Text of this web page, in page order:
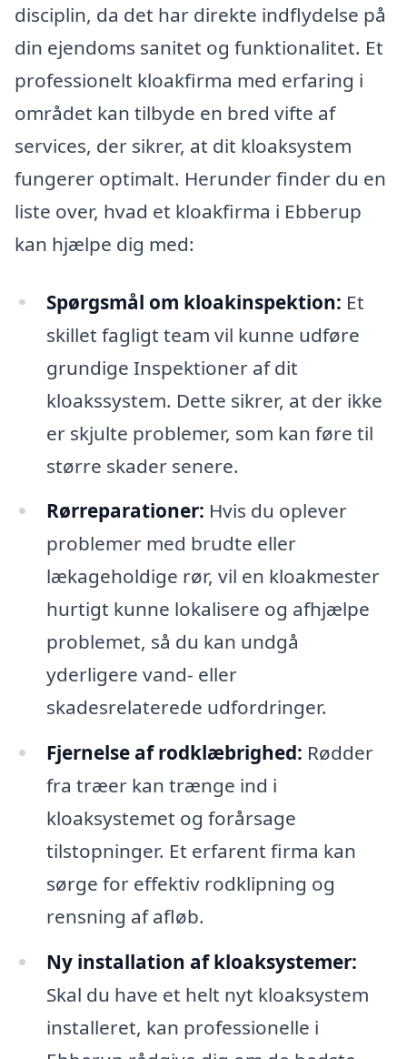
disciplin, da det har direkte indflydelse på
din ejendoms sanitet og funktionalitet. Et
professionelt kloakfirma med erfaring i
området kan tilbyde en bred vifte af
services, der sikrer, at dit kloaksystem
fungerer optimalt. Herunder finder du en
liste over, hvad et kloakfirma i Ebberup
kan hjælpe dig med:
Spørgsmål om kloakinspektion: Et
skillet fagligt team vil kunne udføre
grundige Inspektioner af dit
kloakssystem. Dette sikrer, at der ikke
er skjulte problemer, som kan føre til
større skader senere.
Rørreparationer: Hvis du oplever
problemer med brudte eller
lækageholdige rør, vil en kloakmester
hurtigt kunne lokalisere og afhjælpe
problemet, så du kan undgå
yderligere vand- eller
skadesrelaterede udfordringer.
Fjernelse af rodklæbrighed: Rødder
fra træer kan trænge ind i
kloaksystemet og forårsage
tilstopninger. Et erfarent firma kan
sørge for effektiv rodklipning og
rensning af afløb.
Ny installation af kloaksystemer:
Skal du have et helt nyt kloaksystem
installeret, kan professionelle i